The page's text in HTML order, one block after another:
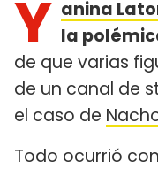
Y anina
la
de que varias
de un canal de
el caso de
Todo ocurrió